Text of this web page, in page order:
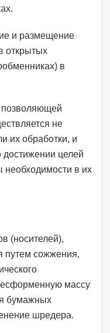
и размещение
открытых
в
не
их обработки, и
целей
необходимости в их
(носителей),
путем сожжения,
массу
бумажных
шредера.